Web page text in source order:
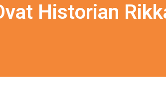
Historian